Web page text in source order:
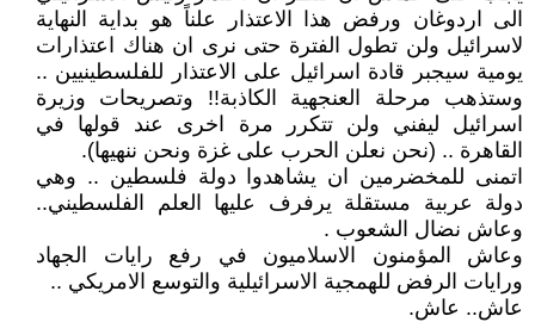
الى اردوغان ورفض هذا الاعتذار علناً هو بداية النهاية
لاسرائيل ولن تطول الفترة حتى نرى ان هناك اعتذارات
يومية سيجبر قادة اسرائيل على الاعتذار للفلسطينيين ..
وستذهب مرحلة العنجهية الكاذبة!! وتصريحات وزيرة
اسرائيل ليفني ولن تتكرر مرة اخرى عند قولها في
القاهرة .. (نحن نعلن الحرب على غزة ونحن ننهيها).
اتمنى للمخضرمين ان يشاهدوا دولة فلسطين .. وهي
دولة عربية مستقلة يرفرف عليها العلم الفلسطيني..
وعاش نضال الشعوب .
وعاش المؤمنون الاسلاميون في رفع رايات الجهاد
ورايات الرفض للهمجية الاسرائيلية والتوسع الامريكي ..
عاش.. عاش.